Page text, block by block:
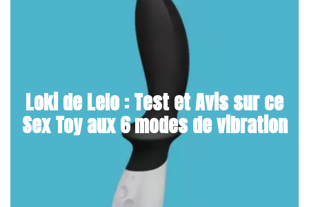
Loki de Lelo : Test et Avis sur ce
Sex Toy aux 6 modes de vibration